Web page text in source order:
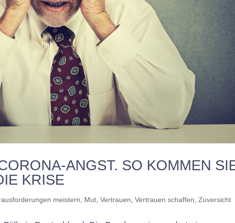
ANGST. SO KOMMEN
KRISE
meistern Mut ,Vertrauen ,Vertrauen schaffen ,Zuversicht